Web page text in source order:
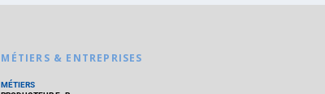
MÉTIERS & ENTREPRISES
MÉTIERS